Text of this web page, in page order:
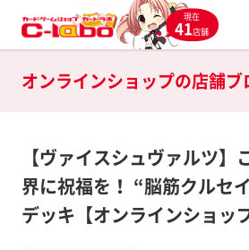
現在
41店舗
オンラインショップの店舗ブ
【ヴァイスシュヴァルツ】
界に祝福を！ “脳筋クルセ
デッキ【オンラインショップ